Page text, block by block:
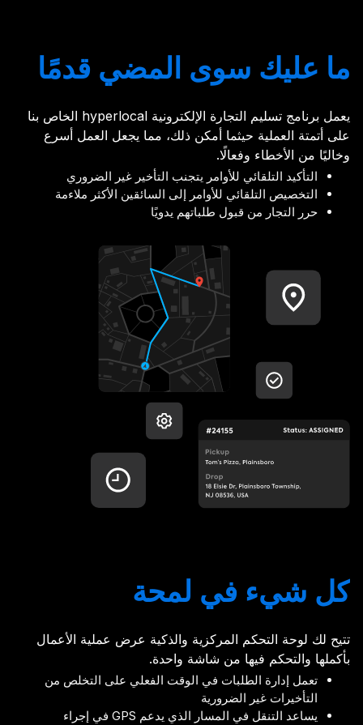
ما عليك سوى المضي قدمًا
يعمل برنامج تسليم التجارة الإلكترونية hyperlocal الخاص بنا
على أتمتة العملية حيثما أمكن ذلك، مما يجعل العمل أسرع
وخاليًا من الأخطاء وفعالًا.
التأكيد التلقائي للأوامر يتجنب التأخير غير الضروري
التخصيص التلقائي للأوامر إلى السائقين الأكثر ملاءمة
حرر التجار من قبول طلباتهم يدويًا
كل شيء في لمحة
تتيح لك لوحة التحكم المركزية والذكية عرض عملية الأعمال
بأكملها والتحكم فيها من شاشة واحدة.
تعمل إدارة الطلبات في الوقت الفعلي على التخلص من
التأخيرات غير الضرورية
يساعد التنقل في المسار الذي يدعم GPS في إجراء